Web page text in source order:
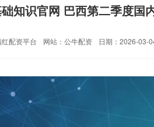
知识官网 巴西第二季度国
配资平台 网站：公牛配资 日期：2026-03-